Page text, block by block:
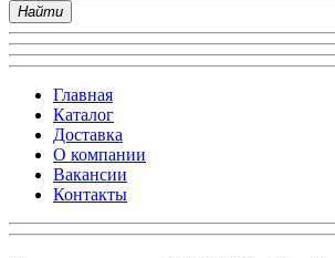
Найти
Главная
Каталог
Доставка
О компании
Вакансии
Контакты